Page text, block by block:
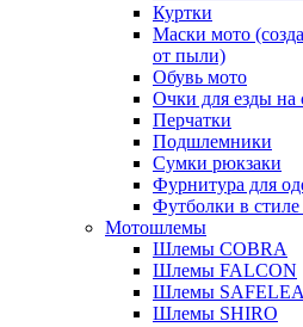
Куртки
Маски мото
от пыли)
Обувь мото
Очки для езды на
Перчатки
Подшлемники
Сумки рюкзаки
Фурнитура для
Футболки в
Мотошлемы
Шлемы COBRA
Шлемы FALCON
Шлемы
Шлемы SHIRO